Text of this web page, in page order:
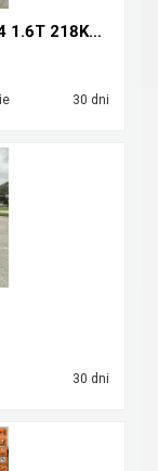
Countryman John Cooper Works 4x4 1.6T 218KM Mozliw...
30 dni
30 dni